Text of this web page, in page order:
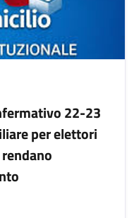
22-23
per elettori